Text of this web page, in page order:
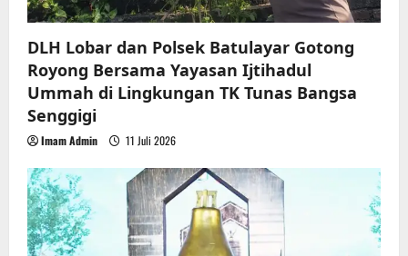
n
DLH Lobar dan Polsek Batulayar Gotong
Royong Bersama Yayasan Ijtihadul
Ummah di Lingkungan TK Tunas Bangsa
Senggigi
Imam Admin 11 Juli 2026